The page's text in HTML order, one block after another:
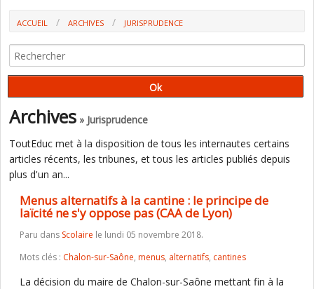
ACCUEIL ARCHIVES
JURISPRUDENCE
OPPOSE PAS (CAA DE LYON)
Archives » Jurisprudence
ToutEduc met à la disposition de tous les internautes certains
articles récents, les tribunes, et tous les articles publiés depuis
plus d'un an...
Menus alternatifs à la cantine : le principe de
laïcité ne s'y oppose pas (CAA de Lyon)
Paru dans Scolaire le lundi 05 novembre 2018.
Mots clés : Chalon-sur-Saône, menus, alternatifs, cantines
La décision du maire de Chalon-sur-Saône mettant fin à la